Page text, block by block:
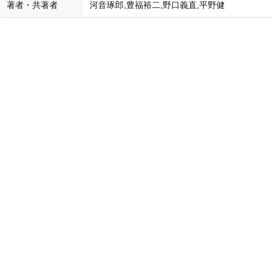
著者・共著者 河音琢郎,豊福裕二,野口義直,平野健